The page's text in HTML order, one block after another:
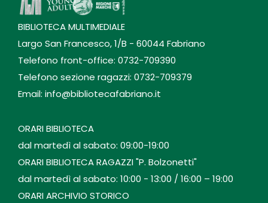
BIBLIOTECA MULTIMEDIALE
Largo San Francesco, 1/B - 60044 Fabriano
Telefono front-office: 0732-709390
Telefono sezione ragazzi: 0732-709379
Email: info@bibliotecafabriano.it
ORARI BIBLIOTECA
dal martedì al sabato: 09:00-19:00
ORARI BIBLIOTECA RAGAZZI "P. Bolzonetti"
dal martedì al sabato: 10:00 - 13:00 / 16:00 – 19:00
ORARI ARCHIVIO STORICO